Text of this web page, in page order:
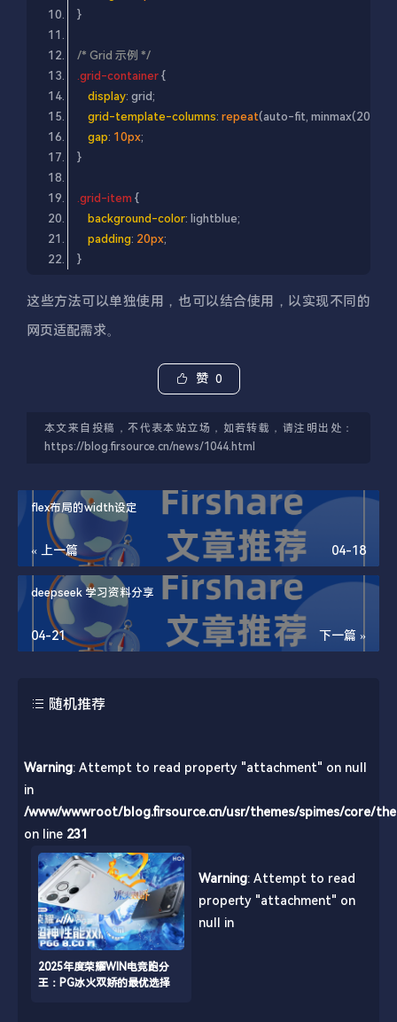
/* Grid 示例 */
.grid-container
display
grid-template-columns: repeat
gap: 10px
.grid-item
background-color
padding: 20px
这些方法可以单独使用，也可以结合使用，以实现不同的
网页适配需求。
赞 0
本文来自投稿，不代表本站立场，如若转载，请注明出处：
https://blog.firsource.cn/news/1044.html
flex布局的width设定
« 上一篇 04-18
deepseek 学习资料分享
下一篇 »
04-21
随机推荐
Warning: Attempt to read property "attachment" on null
in
/www/wwwroot/blog.firsource.cn/usr/themes/spimes/core/
on line 231
2025年度荣耀WIN电竞跑分
王：PG冰火双娇的最优选择
Warning: Attempt to read
property "attachment" on
null in